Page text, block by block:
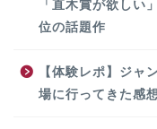
「直木賞が欲しい
位の話題作
【体験レポ】ジャ
場に行ってきた感想